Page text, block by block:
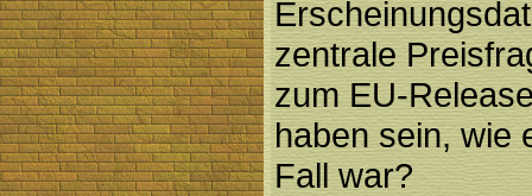
zentrale
zum EU-
haben sein, wie
Fall war?